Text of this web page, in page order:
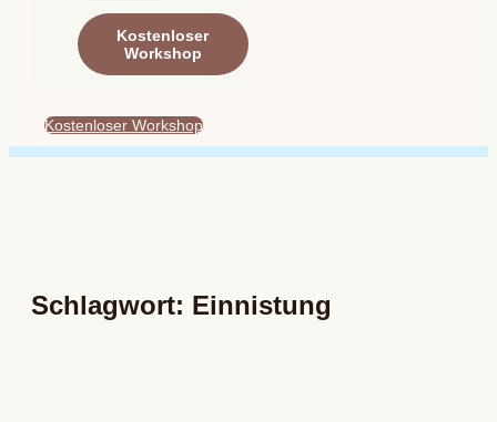
Kostenloser
Workshop
Kostenloser Workshop
Schlagwort: Einnistung